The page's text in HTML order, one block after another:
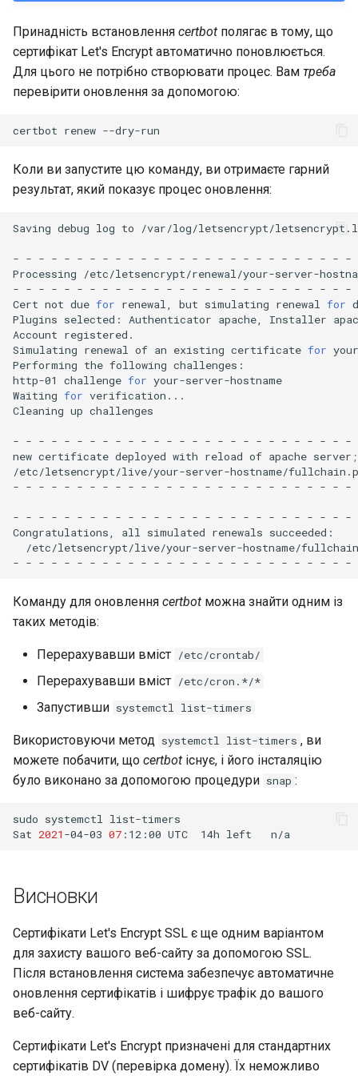
Принадність встановлення certbot полягає в тому, що
сертифікат Let's Encrypt автоматично поновлюється.
Для цього не потрібно створювати процес. Вам треба
перевірити оновлення за допомогою:
certbot renew
Коли ви запустите цю команду, ви отримаєте гарний
результат, який показує процес оновлення:
Saving debug log to /var/log/letsencrypt/
- - - - - - - - - - - - - - - - - - - - - - - - - - -
Processing
/etc/letsencrypt/renewal/your-server-
- - - - - - - - - - - - - - - - - - - - - - - - - - -
Cert not due for renewal, but simulating renewal for
Plugins selected: Authenticator apache, Installer
Account registered.
Simulating renewal of an existing certificate for
Performing the following challenges:
http-01
challenge for your-server-hostname
Waiting for verification...
Cleaning up challenges
- - - - - - - - - - - - - - - - - - - - - - - - - - -
new certificate deployed with reload of apache server ;
/etc/letsencrypt/live/your-server-hostname/
- - - - - - - - - - - - - - - - - - - - - - - - - - -
- - - - - - - - - - - - - - - - - - - - - - - - - - -
Congratulations,
all simulated renewals
/etc/letsencrypt/live/your-server-hostname/
- - - - - - - - - - - - - - - - - - - - - - - - - - -
Команду для оновлення certbot можна знайти одним із
таких методів:
Перерахувавши вміст /etc/crontab/
Перерахувавши вміст /etc/cron.*/*
Запустивши systemctl list-timers
Використовуючи метод systemctl list-timers , ви
можете побачити, що certbot існує, і його інсталяцію
було виконано за допомогою процедури snap :
sudo systemctl
list-timers
Sat 2021 -04-03 07 :12:00 UTC 14h left n/a
Висновки
Сертифікати Let's Encrypt SSL є ще одним варіантом
для захисту вашого веб-сайту за допомогою SSL.
Після встановлення система забезпечує автоматичне
оновлення сертифікатів і шифрує трафік до вашого
веб-сайту.
Сертифікати Let's Encrypt призначені для стандартних
сертифікатів DV (перевірка домену). Їх неможливо